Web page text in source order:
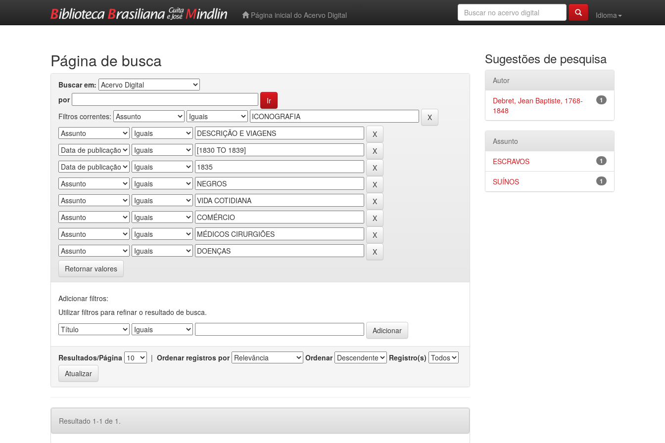
Página inicial do Acervo Digital
Idioma
Página de busca
Buscar em:
por
Filtros correntes:
Retornar valores
Adicionar filtros:
Utilizar filtros para refinar o resultado de busca.
Resultados/Página | Ordenar registros por Ordenar Registro(s)
Resultado 1-1 de 1.
Sugestões de pesquisa
Autor
1
Debret, Jean Baptiste, 1768-
1848
Assunto
1
ESCRAVOS
1
SUÍNOS